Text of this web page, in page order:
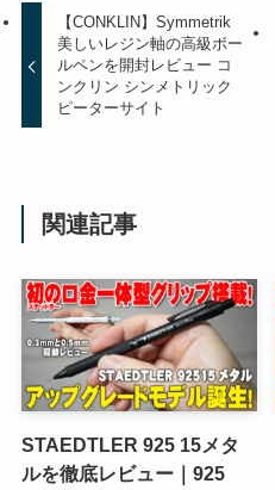
【CONKLIN】Symmetrik
美しいレジン軸の高級ボー
ルペンを開封レビュー コ
ンクリン シンメトリック
ピーターサイト
関連記事
STAEDTLER 925 15メタ
ルを徹底レビュー｜925